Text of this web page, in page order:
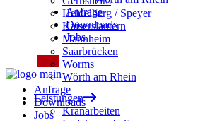
Anfrage
Downloads
Jobs
Leistungen
Kranarbeiten
Heidelberg / Speyer
Kaiserslautern
Mannheim
Saarbrücken
Worms
Wörth am Rhein
Anfrage
Downloads
Jobs